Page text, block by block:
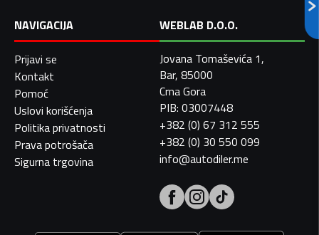
NAVIGACIJA
Prijavi se
Kontakt
Pomoć
Uslovi korišćenja
Politika privatnosti
Prava potrošača
Sigurna trgovina
WEBLAB D.O.O.
Jovana Tomaševića 1,
Bar, 85000
Crna Gora
PIB: 03007448
+382 (0) 67 312 555
+382 (0) 30 550 099
info@autodiler.me